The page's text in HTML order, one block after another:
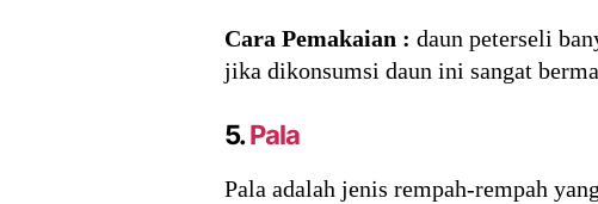
Cara Pemakaian : daun peterseli
jika dikonsumsi daun ini sangat
5.Pala
Pala adalah jenis rempah-rempah